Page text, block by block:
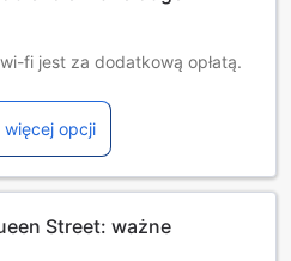
fi jest za dodatkową opłatą.
odbywa się po godz.
nie jest możliwe – prosimy o
więcej opcji
Street: ważne